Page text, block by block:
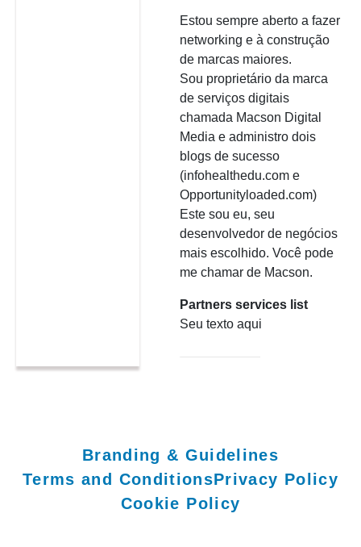
Estou sempre aberto a fazer
networking e à construção
de marcas maiores.
Sou proprietário da marca
de serviços digitais
chamada Macson Digital
Media e administro dois
blogs de sucesso
(infohealthedu.com e
Opportunityloaded.com)
Este sou eu, seu
desenvolvedor de negócios
mais escolhido. Você pode
me chamar de Macson.
Partners services list
Seu texto aqui
Branding & Guidelines
Terms and ConditionsPrivacy Policy
Cookie Policy